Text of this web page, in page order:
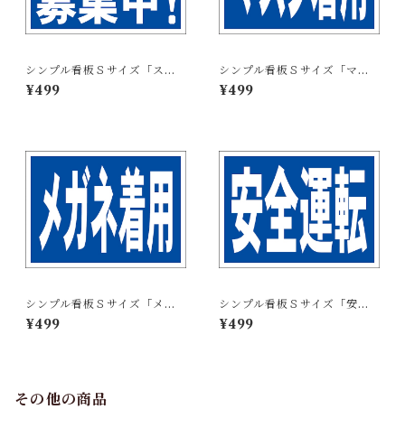
シンプル看板Ｓサイズ「スタ
ッフ募集中」【工場・現場】
屋外可
¥499
シンプル看板Ｓサイズ「マス
ク着用」【工場・現場】屋外
可
¥499
シンプル看板Ｓサイズ「メガ
ネ着用」【工場・現場】屋外
可
¥499
シンプル看板Ｓサイズ「安全
運転」【工場・現場】屋外可
¥499
その他の商品